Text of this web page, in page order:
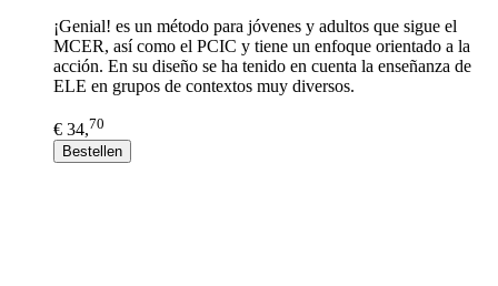
¡Genial! es un método para jóvenes y adultos que sigue el
MCER, así como el PCIC y tiene un enfoque orientado a la
acción. En su diseño se ha tenido en cuenta la enseñanza de
ELE en grupos de contextos muy diversos.
€ 34,70
Bestellen